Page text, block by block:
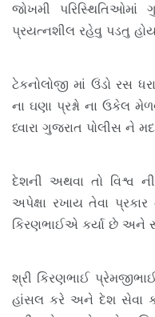
જોખમી
પ્રયત્નશીલ રહેવુ પડતુ
ટેકનોલોજી માં ઉંડો રસ
ના ઘણા પ્રશ્નો ના ઉકેલ
ધ્વારા ગુજરાત પોલીસ ને
દેશની અથવા તો વિશ્વ
અપેક્ષા રખાય તેવા
કિરણભાઈએ કર્યા છે અને
શ્રી કિરણભાઈ
હાંસલ કરે અને દેશ સેવા